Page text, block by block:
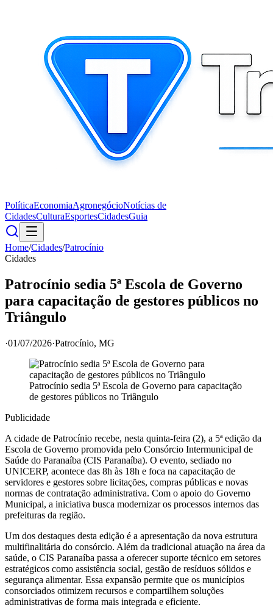
PolíticaEconomiaAgronegócioNotícias de
CidadesCulturaEsportesCidadesGuia
Home/Cidades/Patrocínio
Cidades
Patrocínio sedia 5ª Escola de Governo
para capacitação de gestores públicos no
Triângulo
·01/07/2026·Patrocínio, MG
Patrocínio sedia 5ª Escola de Governo para capacitação
de gestores públicos no Triângulo
Publicidade
A cidade de Patrocínio recebe, nesta quinta-feira (2), a 5ª edição da
Escola de Governo promovida pelo Consórcio Intermunicipal de
Saúde do Paranaíba (CIS Paranaíba). O evento, sediado no
UNICERP, acontece das 8h às 18h e foca na capacitação de
servidores e gestores sobre licitações, compras públicas e novas
normas de contratação administrativa. Com o apoio do Governo
Municipal, a iniciativa busca modernizar os processos internos das
prefeituras da região.
Um dos destaques desta edição é a apresentação da nova estrutura
multifinalitária do consórcio. Além da tradicional atuação na área da
saúde, o CIS Paranaíba passa a oferecer suporte técnico em setores
estratégicos como assistência social, gestão de resíduos sólidos e
segurança alimentar. Essa expansão permite que os municípios
consorciados otimizem recursos e compartilhem soluções
administrativas de forma mais integrada e eficiente.